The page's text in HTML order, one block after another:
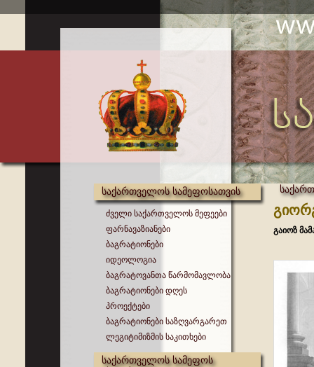
საქართველოს სამეფოსათვის
ძველი საქართველოს მეფეები
ფარნავაზიანები
ბაგრატიონები
იდეოლოგია
ბაგრატოვანთა წარმომავლობა
ბაგრატიონები დღეს
პროექტები
ბაგრატიონები საზღვარგარეთ
ლეგიტიმიზმის საკითხები
საქართველოს სამეფოს
გაიოზ